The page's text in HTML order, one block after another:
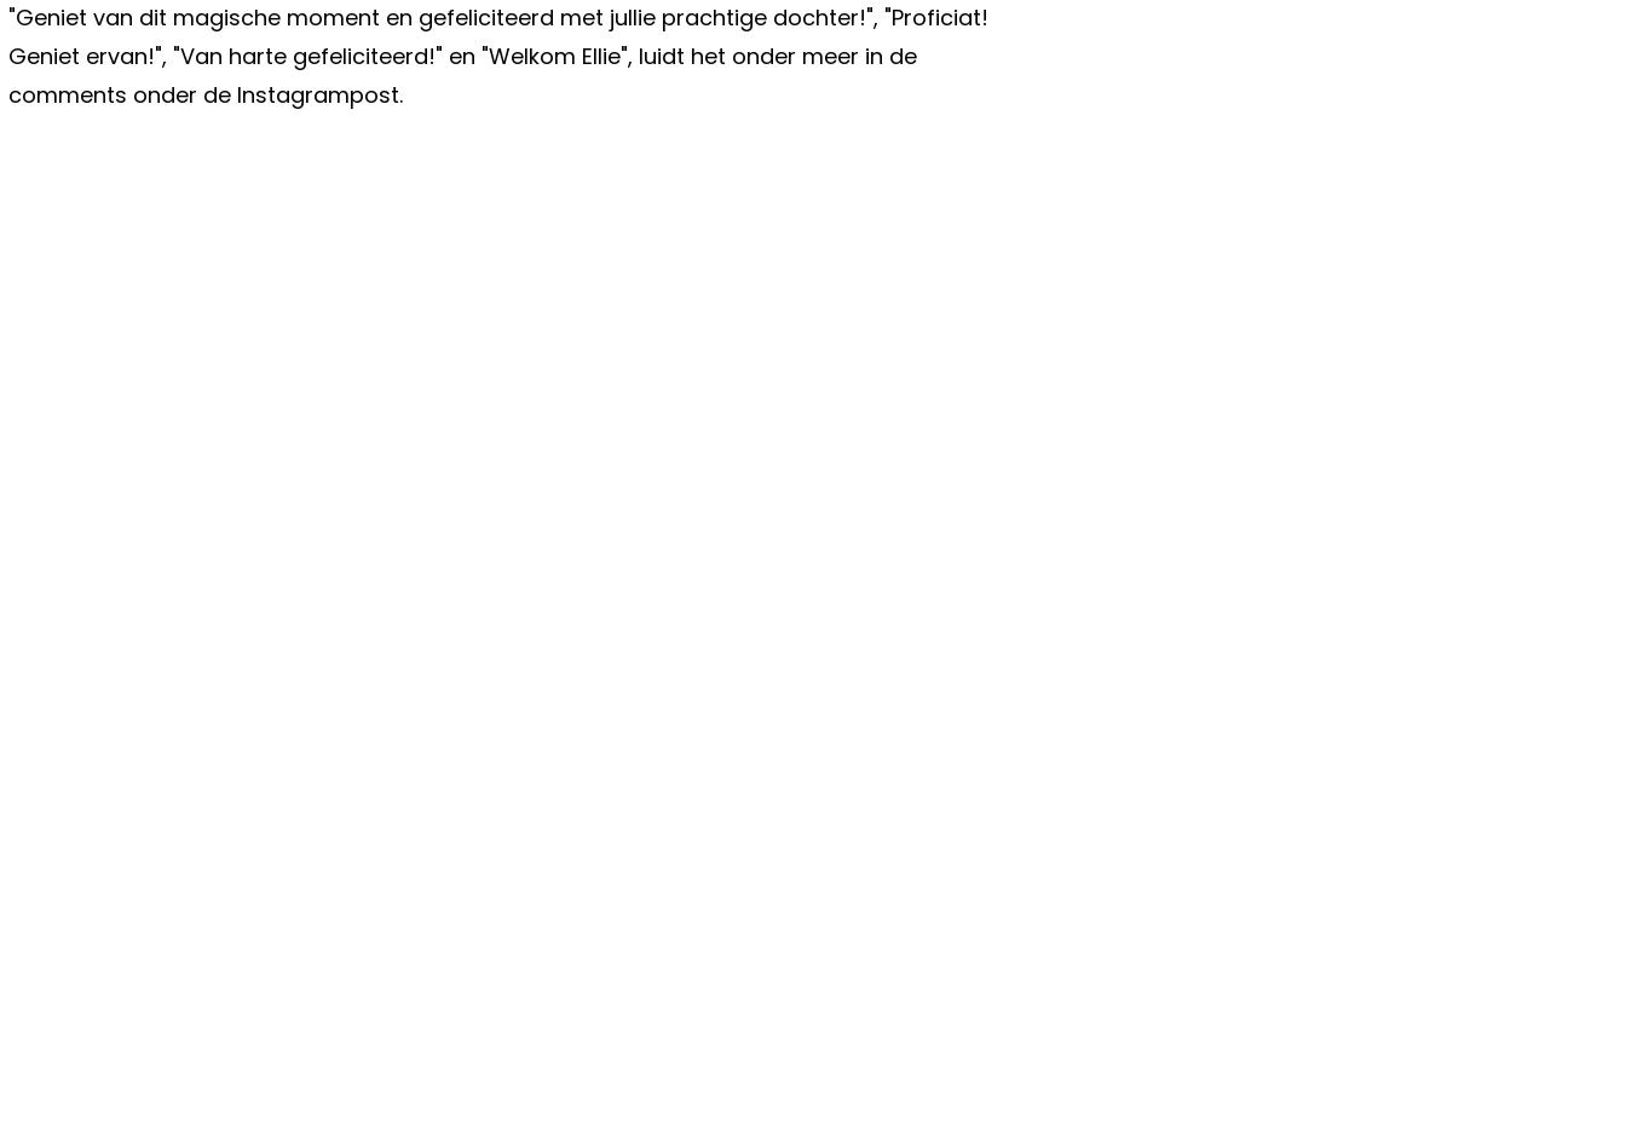
"Geniet van dit magische moment en gefeliciteerd met jullie prachtige dochter!", "Proficiat!
Geniet ervan!", "Van harte gefeliciteerd!" en "Welkom Ellie", luidt het onder meer in de
comments onder de Instagrampost.